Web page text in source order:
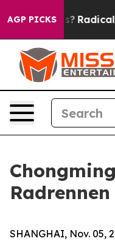
AGP PICKS
Farms? Radical
SHANGHAI, Nov. 05,